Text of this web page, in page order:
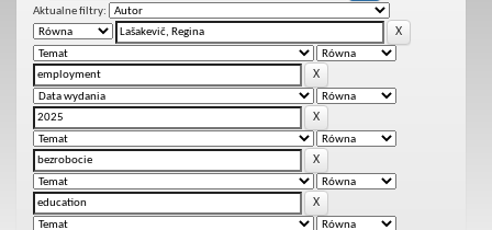
Aktualne filtry: